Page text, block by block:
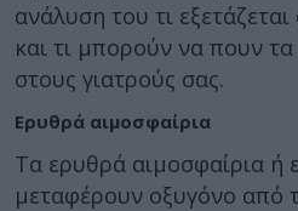
ανάλυση του τι
και τι μπορούν να πουν
στους γιατρούς σας.
Ερυθρά αιμοσφαίρια
Τα ερυθρά αιμοσφαίρια ή
μεταφέρουν οξυγόνο από